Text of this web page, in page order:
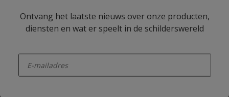
Ontvang het laatste nieuws over onze producten,
diensten en wat er speelt in de schilderswereld
T9.26.21
Een vrolijk kleurverhaal